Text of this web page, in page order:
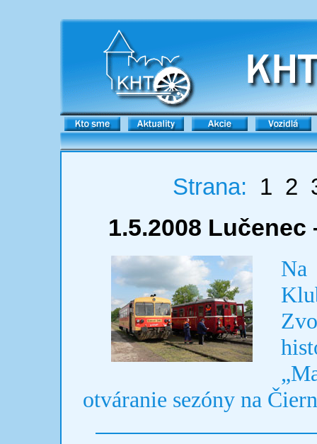
Strana: 1 2
1.5.2008
Na
otváranie sezóny na